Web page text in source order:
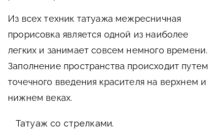
Из всех техник татуажа межресничная
прорисовка является одной из наиболее
легких и занимает совсем немного времени.
Заполнение пространства происходит путем
точечного введения красителя на верхнем и
нижнем веках.
Татуаж со стрелками.